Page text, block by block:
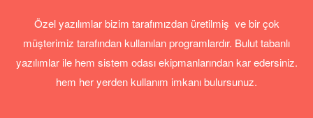
Özel yazılımlar bizim tarafımızdan üretilmiş ve bir çok
müşterimiz tarafından kullanılan programlardır. Bulut tabanlı
yazılımlar ile hem sistem odası ekipmanlarından kar edersiniz.
hem her yerden kullanım imkanı bulursunuz.